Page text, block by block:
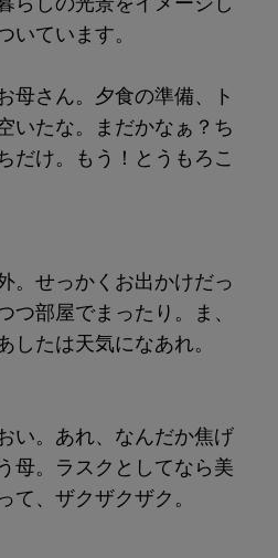
いています。
母さん。夕食の準備、ト
いたな。まだかなぁ？ち
だけ。もう！とうもろこ
。せっかくお出かけだっ
つ部屋でまったり。ま、
したは天気になあれ。
い。あれ、なんだか焦げ
母。ラスクとしてなら美
て、ザクザクザク。